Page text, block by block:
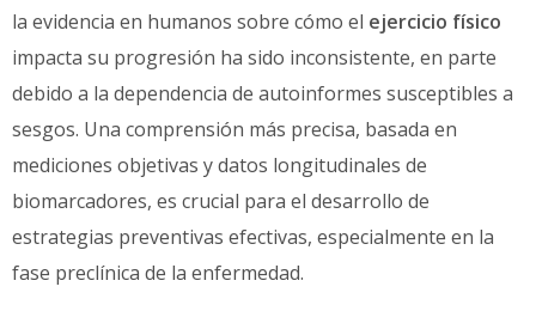
la evidencia en humanos sobre cómo el ejercicio físico
impacta su progresión ha sido inconsistente, en parte
debido a la dependencia de autoinformes susceptibles a
sesgos. Una comprensión más precisa, basada en
mediciones objetivas y datos longitudinales de
biomarcadores, es crucial para el desarrollo de
estrategias preventivas efectivas, especialmente en la
fase preclínica de la enfermedad.